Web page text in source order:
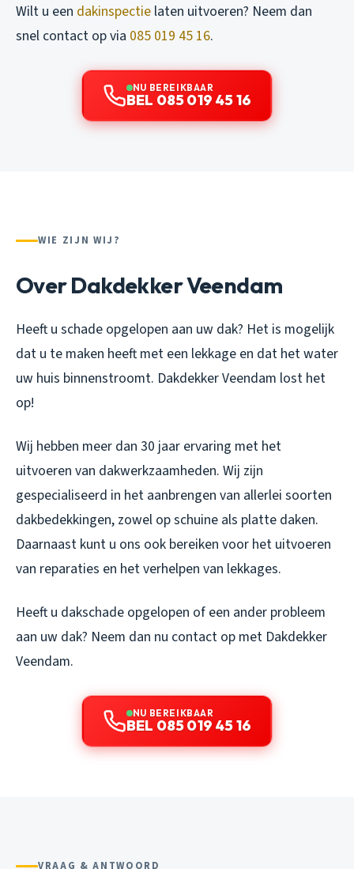
Wilt u een dakinspectie laten uitvoeren? Neem dan
snel contact op via 085 019 45 16.
NU BEREIKBAAR
BEL 085 019 45 16
WIE ZIJN WIJ?
Over Dakdekker Veendam
Heeft u schade opgelopen aan uw dak? Het is mogelijk
dat u te maken heeft met een lekkage en dat het water
uw huis binnenstroomt. Dakdekker Veendam lost het
op!
Wij hebben meer dan 30 jaar ervaring met het
uitvoeren van dakwerkzaamheden. Wij zijn
gespecialiseerd in het aanbrengen van allerlei soorten
dakbedekkingen, zowel op schuine als platte daken.
Daarnaast kunt u ons ook bereiken voor het uitvoeren
van reparaties en het verhelpen van lekkages.
Heeft u dakschade opgelopen of een ander probleem
aan uw dak? Neem dan nu contact op met Dakdekker
Veendam.
NU BEREIKBAAR
BEL 085 019 45 16
VRAAG & ANTWOORD